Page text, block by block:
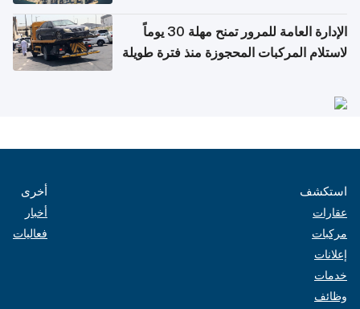
الإدارة العامة للمرور تمنح مهلة 30 يوماً
لاستلام المركبات المحجوزة منذ فترة طويلة
استكشف
عقارات
مركبات
إعلانات
خدمات
وظائف
أخرى
أخبار
فعاليات